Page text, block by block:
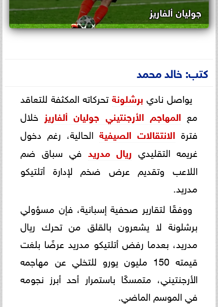
جوليان ألفاريز
كتب: خالد محمد
يواصل نادي برشلونةتحركاته المكثفة للتعاقد
مع المهاجم الأرجنتيني جوليان ألفاريز خلال
فترة الانتقالات الصيفية الحالية، رغم دخول
غريمه التقليدي ريال مدريد في سباق ضم
اللاعب وتقديم عرض ضخم لإدارة أتلتيكو
مدريد.
ووفقًا لتقارير صحفية إسبانية، فإن مسؤولي
برشلونة لا يشعرون بالقلق من تحرك ريال
مدريد، بعدما رفض أتلتيكو مدريد عرضًا بلغت
قيمته 150 مليون يورو للتخلي عن مهاجمه
الأرجنتيني، متمسكًا باستمرار أحد أبرز نجومه
في الموسم الماضي.